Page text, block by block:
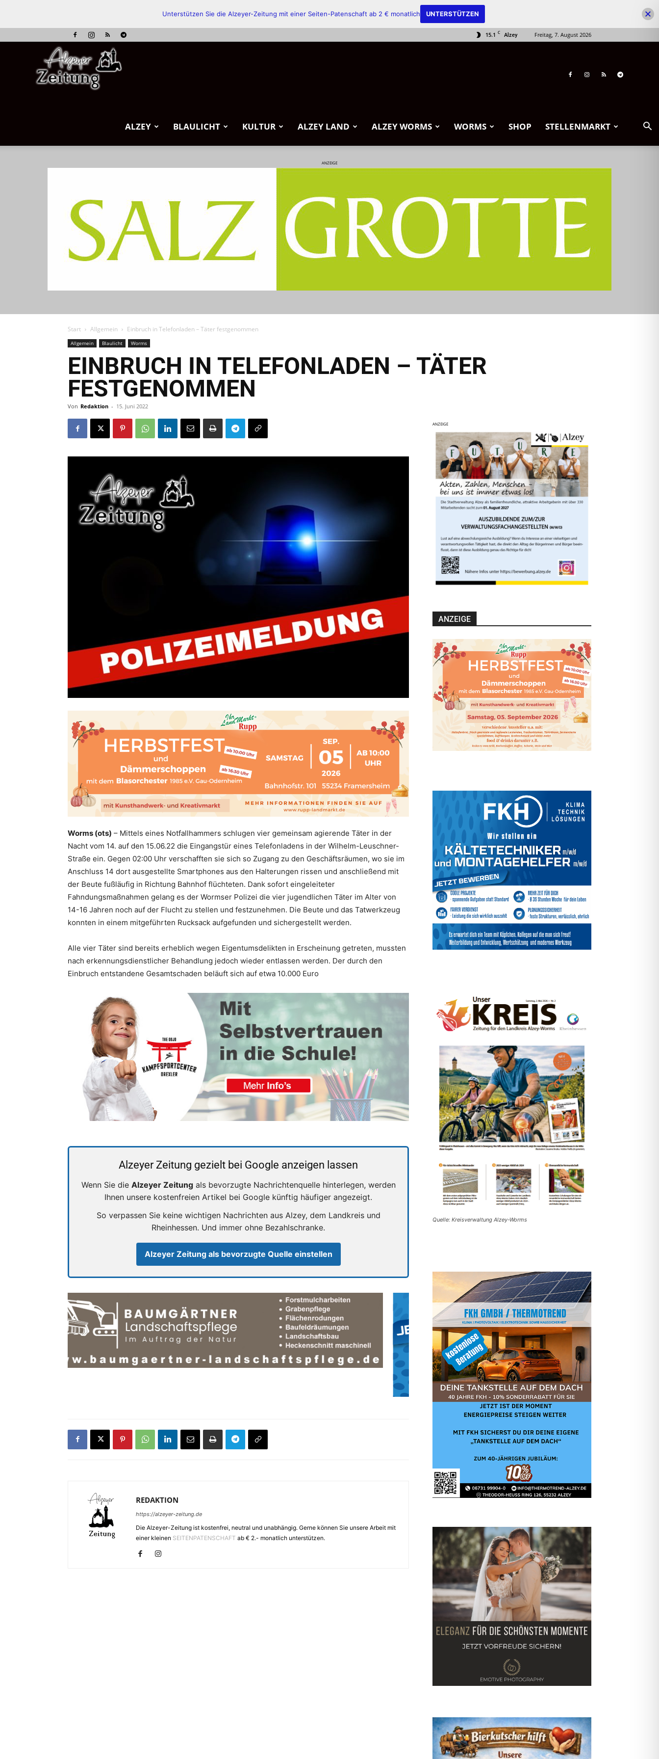
15.1 C Alzey Freitag, 7. August 2026
ALZEY BLAULICHT KULTUR ALZEY LAND ALZEY WORMS WORMS SHOP STELLENMARKT
ANZEIGE
Start Allgemein Einbruch in Telefonladen – Täter festgenommen
Allgemein Blaulicht Worms
EINBRUCH IN TELEFONLADEN – TÄTER
FESTGENOMMEN
Von Redaktion - 15. Juni 2022
Worms (ots) – Mittels eines Notfallhammers schlugen vier gemeinsam agierende Täter in der
Nacht vom 14. auf den 15.06.22 die Eingangstür eines Telefonladens in der Wilhelm-Leuschner-
Straße ein. Gegen 02:00 Uhr verschafften sie sich so Zugang zu den Geschäftsräumen, wo sie im
Anschluss 14 dort ausgestellte Smartphones aus den Halterungen rissen und anschließend mit
der Beute fußläufig in Richtung Bahnhof flüchteten. Dank sofort eingeleiteter
Fahndungsmaßnahmen gelang es der Wormser Polizei die vier jugendlichen Täter im Alter von
14-16 Jahren noch auf der Flucht zu stellen und festzunehmen. Die Beute und das Tatwerkzeug
konnten in einem mitgeführten Rucksack aufgefunden und sichergestellt werden.
Alle vier Täter sind bereits erheblich wegen Eigentumsdelikten in Erscheinung getreten, mussten
nach erkennungsdienstlicher Behandlung jedoch wieder entlassen werden. Der durch den
Einbruch entstandene Gesamtschaden beläuft sich auf etwa 10.000 Euro
Alzeyer Zeitung gezielt bei Google anzeigen lassen
Wenn Sie die Alzeyer Zeitungals bevorzugte Nachrichtenquelle hinterlegen, werden
Ihnen unsere kostenfreien Artikel bei Google künftig häufiger angezeigt.
So verpassen Sie keine wichtigen Nachrichten aus Alzey, dem Landkreis und
Rheinhessen. Und immer ohne Bezahlschranke.
Alzeyer Zeitung als bevorzugte Quelle einstellen
REDAKTION
https://alzeyer-zeitung.de
Die Alzeyer-Zeitung ist kostenfrei, neutral und unabhängig. Gerne können Sie unsere Arbeit mit
einer kleinen SEITENPATENSCHAFT ab € 2.- monatlich unterstützen.
ANZEIGE
ANZEIGE
Quelle: Kreisverwaltung Alzey-Worms
Unterstützen Sie die Alzeyer-Zeitung mit einer Seiten-Patenschaft ab 2 € monatlich UNTERSTÜTZEN